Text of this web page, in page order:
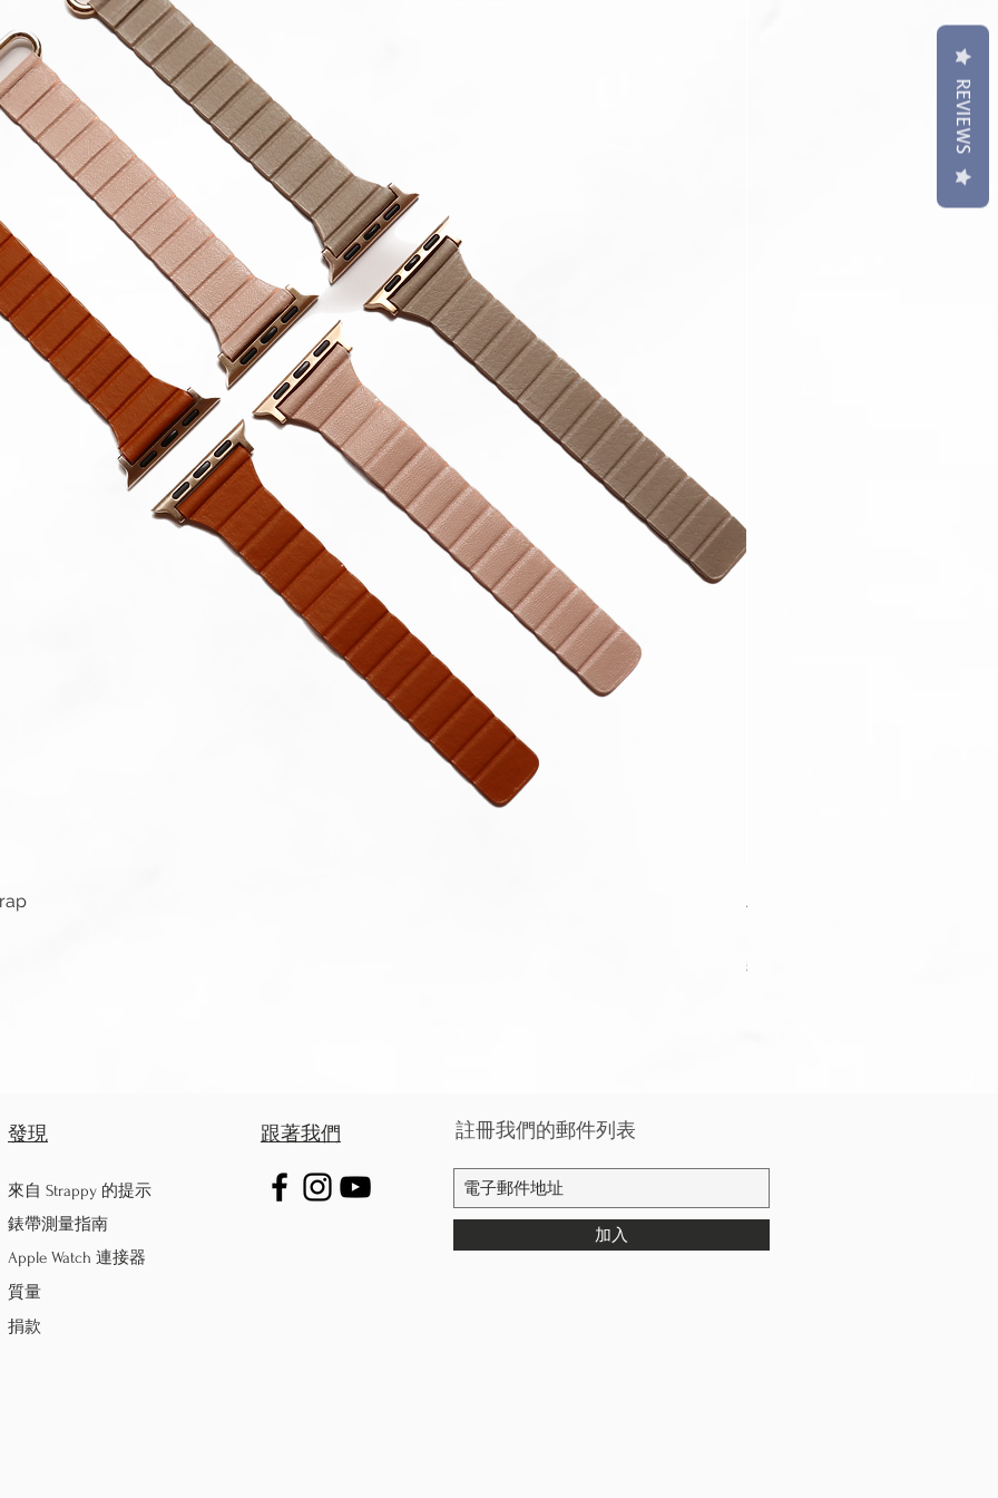
Apple Watch Deluxe Leather
稅金 未含
發現
來自 Strappy 的提示
錶帶測量指南
Apple Watch 連接器
質量
捐款
跟著我們 註冊我們的郵件列表
加入
REVIEWS